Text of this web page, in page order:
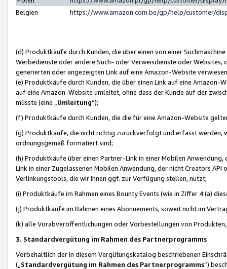
Belgien
https://www.amazon.com.be/gp/help/customer/
(d) Produktkäufe durch Kunden, die über einen von einer
Werbedienste oder andere Such- oder Verweisdienste oder Websites,
generierten oder angezeigten Link auf eine Amazon-Website
(e) Produktkäufe durch Kunden, die über einen Link auf eine
auf eine Amazon-Website umleitet, ohne dass der Kunde auf der
müsste (eine „ Umleitung“);
(f) Produktkäufe durch Kunden, die die für eine Amazon-Website
(g) Produktkäufe, die nicht richtig zurückverfolgt und erfasst werden,
ordnungsgemäß formatiert sind;
(h) Produktkäufe über einen Partner-Link in einer Mobilen
Link in einer Zugelassenen Mobilen Anwendung, der nicht Creators
Verlinkungstools, die wir Ihnen ggf. zur Verfügung stellen, nutzt;
(i) Produktkäufe im Rahmen eines Bounty Events (wie in Ziffer 4 (a)
(j) Produktkäufe im Rahmen eines Abonnements, soweit nicht im
(k) alle Vorabveröffentlichungen oder Vorbestellungen von
3. Standardvergütung im Rahmen des Partnerprogramms
Vorbehaltlich der in diesem Vergütungskatalog beschriebenen
(„ Standardvergütung im Rahmen des Partnerprogramms“)